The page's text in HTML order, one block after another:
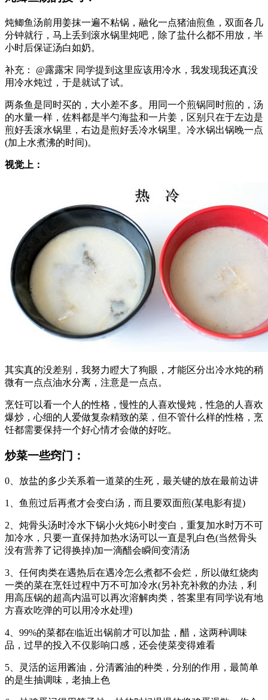
炖鲫鱼汤前用姜抹一遍不粘锅，融化一点猪油煎鱼，双面各几
分钟就行，马上丢到滚水锅里炖吧，除了盐什么都不用放，半
小时后保证汤白如奶。
补充： @露露宋 同学提到这里应该用冷水，我发现我还真没
用冷水炖过，于是就试了试。
两条鱼是同时买的，大小差不多。用同一个煎锅同时煎的，汤
的水量一样，佐料都是半勺海盐和一片姜，区别只在于左边是
煎好丢滚水锅里，右边是煎好丢冷水锅里。冷水锅出锅晚一点
(加上水煮沸的时间)。
视觉上：
其实真的没差别，我努力瞪大了狗眼，才能区分出冷水炖的稍
微有一点点油水分离，注意是一点点。
烹饪可以看一个人的性格，慢性的人喜欢慢炖，性急的人喜欢
爆炒，心细的人爱做复杂精致的菜，但不管什么样的性格，烹
饪都需要保持一个好心情才会做的好吃。
炒菜一些窍门：
0、放盐的多少关系着一道菜的生死，最关键的放在最前边讲
1、鱼煎过后再煮才会变白汤，而且要双面煎(某电影有提)
2、炖骨头汤时冷水下锅小火炖6小时变白，重复加水时万不可
加冷水，只要一直保持加热水汤可以一直是乳白色(当然骨头
没有营养了记得换掉)加一滴醋会瞬间变清汤
3、任何肉类在遇热后在遇冷怎么煮都不会烂，所以做红烧肉
一类的菜在烹饪过程中万不可加冷水(另补充补救的办法，利
用高压锅的超高内温可以再次溶解肉类，答案里有同学说有地
方喜欢吃弹的可以用冷水处理)
4、99%的菜都在临近出锅前才可以加盐，醋，这两种调味
品，过早的投入不仅影响口感，还会使菜变得难看
5、灵活的运用酱油，分清酱油的种类，分别的作用，最简单
的是生抽调味，老抽上色